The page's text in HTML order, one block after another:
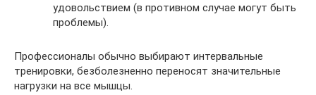
удовольствием (в противном случае могут быть
проблемы).
Профессионалы обычно выбирают интервальные
тренировки, безболезненно переносят значительные
нагрузки на все мышцы.